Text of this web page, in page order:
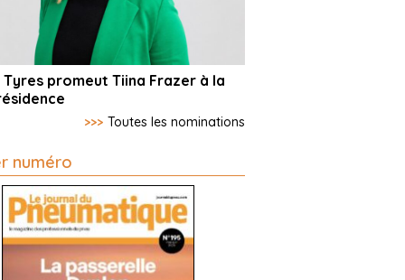
Tyres promeut Tiina Frazer à la
>>> Toutes les nominations
numéro